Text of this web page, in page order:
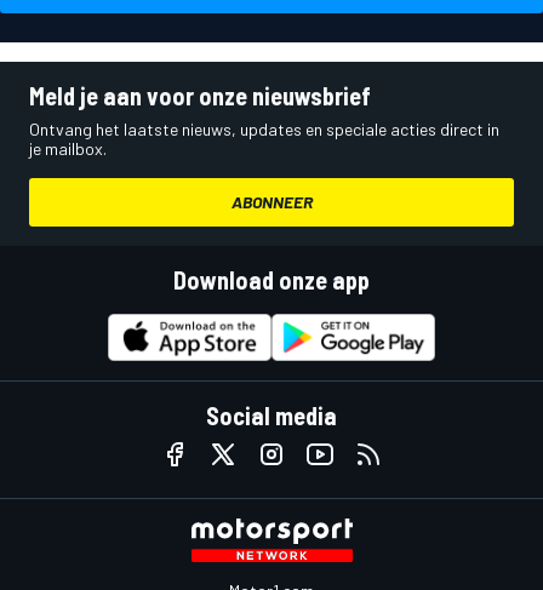
Meld je aan voor onze nieuwsbrief
Ontvang het laatste nieuws, updates en speciale acties direct in
je mailbox.
ABONNEER
Download onze app
Social media